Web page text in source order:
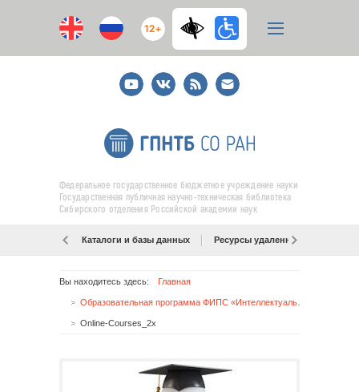
12+
YoutubeВКонтакте
RSS
E-
mail
подписка
Федеральное государственное бюджетное учреждение науки
Государственная публичная научно-техническая библиотека
Сибирского отделения Российской академии наук
Каталоги и базы данных Ресурсы удаленного доступа
Вы находитесь здесь: Главная
Online-Courses_2x